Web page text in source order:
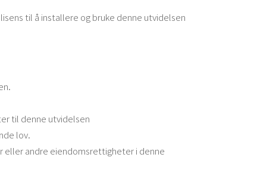
til å installere og bruke denne utvidelsen
til denne utvidelsen
lov.
eller andre eiendomsrettigheter i denne